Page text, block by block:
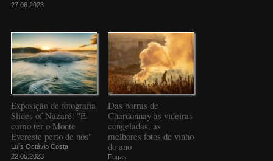
27.06.2023
Exposição de fotografia
Slides of Nazaré: "É
como ter o Monte
Evereste perto de nós"
Luís Octávio Costa
22.05.2023
Das borras de
Chardonnay às videiras
congeladas, as
melhores fotos de vinho
do ano
Fugas